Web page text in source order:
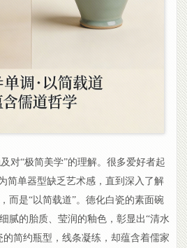
对“极简美学”的理解。很多爱好者起
简单器型缺乏艺术感，直到深入了解
而是“以简载道”。德化白瓷的素面碗
腻的胎质、莹润的釉色，彰显出“清水
的简约瓶型，线条凝练，却蕴含着儒家